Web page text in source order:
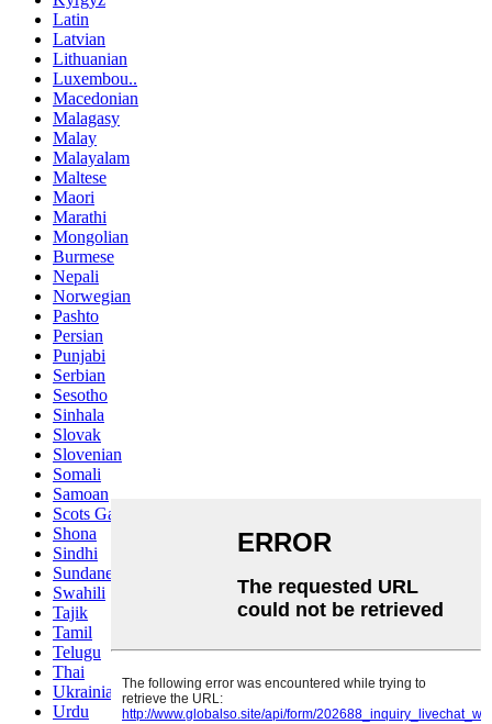
Latin
Latvian
Lithuanian
Luxembou..
Macedonian
Malagasy
Malay
Malayalam
Maltese
Maori
Marathi
Mongolian
Burmese
Nepali
Norwegian
Pashto
Persian
Punjabi
Serbian
Sesotho
Sinhala
Slovak
Slovenian
Somali
Samoan
Scots Gaelic
Shona
Sindhi
Sundanese
Swahili
Tajik
Tamil
Telugu
Thai
Ukrainian
Urdu